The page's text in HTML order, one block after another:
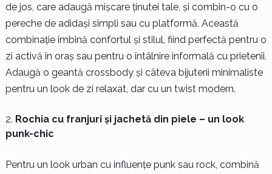
de jos, care adaugă mișcare ținutei tale, și combin-o cu o
pereche de adidași simpli sau cu platformă. Această
combinație îmbină confortul și stilul, fiind perfectă pentru o
zi activă în oraș sau pentru o întâlnire informală cu prietenii.
Adaugă o geantă crossbody și câteva bijuterii minimaliste
pentru un look de zi relaxat, dar cu un twist modern.
Rochia cu franjuri și jachetă din piele – un look
punk-chic
Pentru un look urban cu influențe punk sau rock, combină